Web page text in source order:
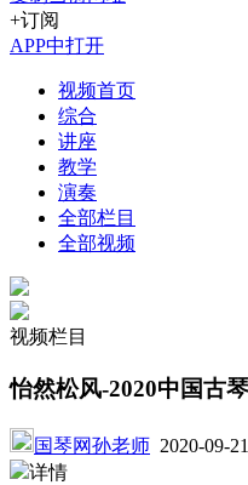
+订阅
APP中打开
视频首页
综合
讲座
教学
演奏
全部栏目
全部视频
视频栏目
怡然松风-2020中国古
国琴网孙老师 2020-09-
详情